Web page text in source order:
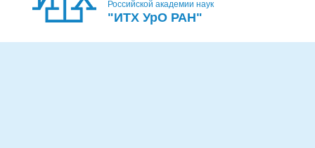
Российской академии наук
"ИТХ УрО РАН"